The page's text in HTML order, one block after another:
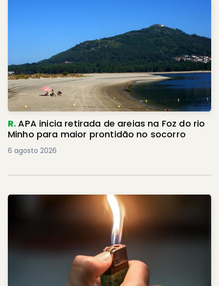
R.APA inicia retirada de areias na Foz do rio
Minho para maior prontidão no socorro
6 agosto 2026